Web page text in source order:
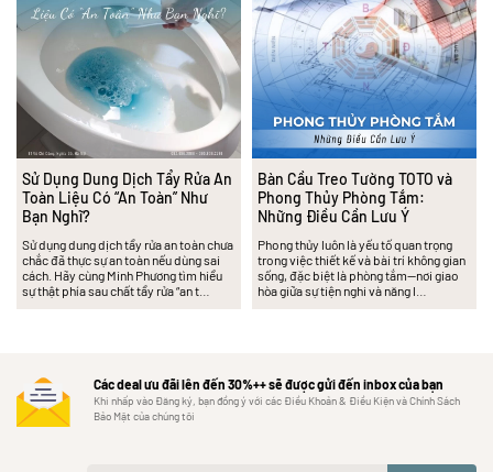
Sử Dụng Dung Dịch Tẩy Rửa An
Toàn Liệu Có “An Toàn” Như
Bạn Nghĩ?
Sử dụng dung dịch tẩy rửa an toàn chưa
chắc đã thực sự an toàn nếu dùng sai
cách. Hãy cùng Minh Phương tìm hiểu
sự thật phía sau chất tẩy rửa “an t…
Bàn Cầu Treo Tường TOTO và
Phong Thủy Phòng Tắm:
Những Điều Cần Lưu Ý
Phong thủy luôn là yếu tố quan trọng
trong việc thiết kế và bài trí không gian
sống, đặc biệt là phòng tắm—nơi giao
hòa giữa sự tiện nghi và năng l…
Các deal ưu đãi lên đến 30%++ sẽ được gửi đến inbox của bạn
Khi nhấp vào Đăng ký, bạn đồng ý với các Điều Khoản & Điều Kiện và Chính Sách
Bảo Mật của chúng tôi